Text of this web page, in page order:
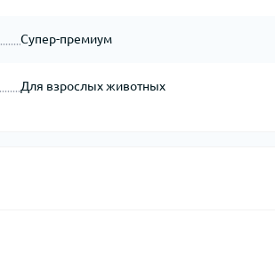
Супер-премиум
Для взрослых животных